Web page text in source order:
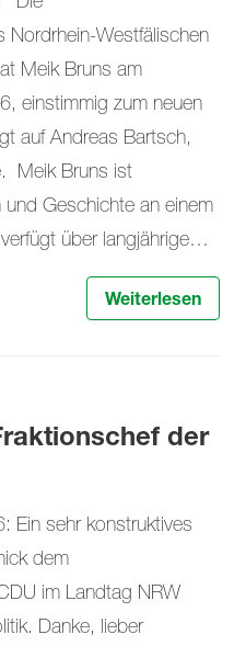
Nordrhein-Westfälischen
Meik Bruns am
einstimmig zum neuen
auf Andreas Bartsch,
Meik Bruns ist
Geschichte an einem
über langjährige…
Weiterlesen
der
Ein sehr konstruktives
dem
im Landtag NRW
Danke, lieber